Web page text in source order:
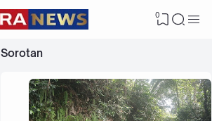
0
Sorotan